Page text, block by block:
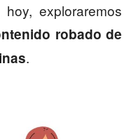
exploraremos
robado de
.